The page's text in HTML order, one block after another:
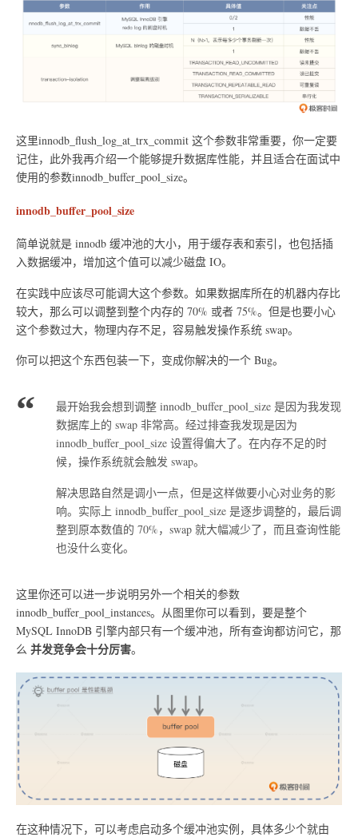
这里innodb_flush_log_at_trx_commit 这个参数非常重要，你一定要
记住，此外我再介绍一个能够提升数据库性能，并且适合在面试中
使用的参数innodb_buffer_pool_size。
innodb_buffer_pool_size
简单说就是 innodb 缓冲池的大小，用于缓存表和索引，也包括插
入数据缓冲，增加这个值可以减少磁盘 IO。
在实践中应该尽可能调大这个参数。如果数据库所在的机器内存比
较大，那么可以调整到整个内存的 70% 或者 75%。但是也要小心
这个参数过大，物理内存不足，容易触发操作系统 swap。
你可以把这个东西包装一下，变成你解决的一个 Bug。
最开始我会想到调整 innodb_buffer_pool_size 是因为我发现
数据库上的 swap 非常高。经过排查我发现是因为
innodb_buffer_pool_size 设置得偏大了。在内存不足的时
候，操作系统就会触发 swap。
解决思路自然是调小一点，但是这样做要小心对业务的影
响。实际上 innodb_buffer_pool_size 是逐步调整的，最后调
整到原本数值的 70%，swap 就大幅减少了，而且查询性能
也没什么变化。
这里你还可以进一步说明另外一个相关的参数
innodb_buffer_pool_instances。从图里你可以看到，要是整个
MySQL InnoDB 引擎内部只有一个缓冲池，所有查询都访问它，那
么 并发竞争会十分厉害。
在这种情况下，可以考虑启动多个缓冲池实例，具体多少个就由